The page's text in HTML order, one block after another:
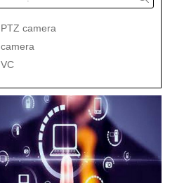
PTZ camera
camera
VC